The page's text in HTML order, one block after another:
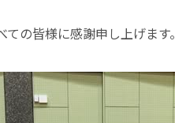
の皆様に感謝申し上げます。